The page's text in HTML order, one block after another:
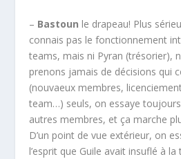
– Bastoun le drapeau! Plus
connais pas le fonctionnement
teams, mais ni Pyran (trésorier),
prenons jamais de décisions qui
(nouvaeux membres,
team…) seuls, on essaye toujours
autres membres, et ça marche
D’un point de vue extérieur, on
l’esprit que Guile avait insuflé à